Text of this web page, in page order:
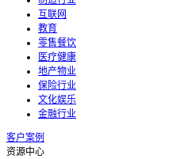
互联网
教育
零售餐饮
医疗健康
地产物业
保险行业
文化娱乐
金融行业
客户案例
资源中心